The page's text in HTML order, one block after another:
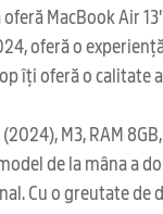
MacBook Air
oferă o
îți oferă o
M3, RAM
de la mâna a
Cu o greutate